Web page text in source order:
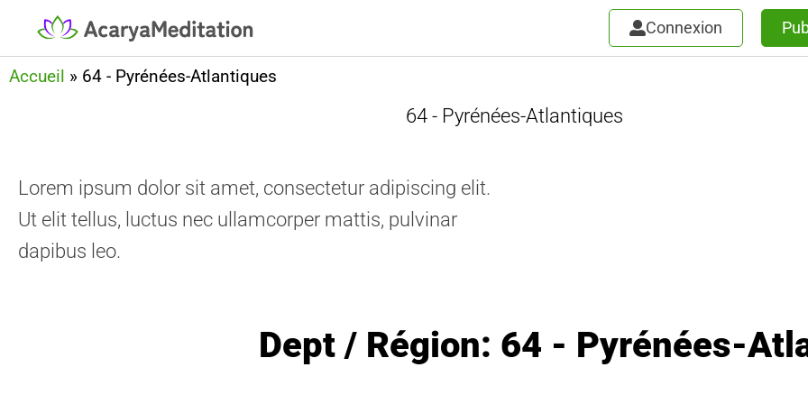
Connexion
Accueil » 64 - Pyrénées-Atlantiques
64 - Pyrénées-Atlantiques
Lorem ipsum dolor sit amet, consectetur adipiscing elit.
Ut elit tellus, luctus nec ullamcorper mattis, pulvinar
dapibus leo.
Dept / Région: 64 - Pyrénées-